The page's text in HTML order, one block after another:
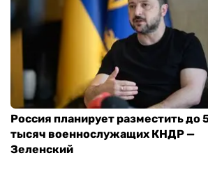
Россия планирует разместить до
тысяч военнослужащих КНДР —
Зеленский